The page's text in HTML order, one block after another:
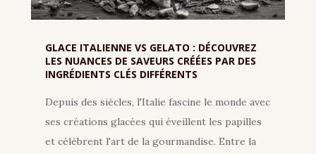
GLACE ITALIENNE VS GELATO : DÉCOUVREZ
LES NUANCES DE SAVEURS CRÉÉES PAR DES
INGRÉDIENTS CLÉS DIFFÉRENTS
Depuis des siècles, l'Italie fascine le monde avec
ses créations glacées qui éveillent les papilles
et célèbrent l'art de la gourmandise. Entre la